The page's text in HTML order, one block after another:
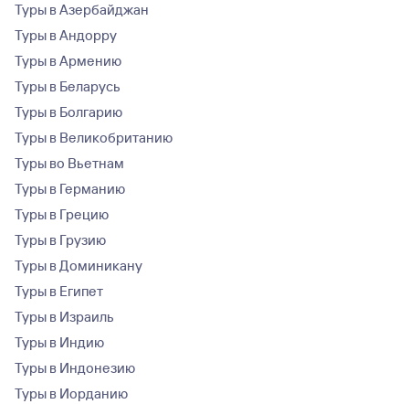
Туры в Азербайджан
Туры в Андорру
Туры в Армению
Туры в Беларусь
Туры в Болгарию
Туры в Великобританию
Туры во Вьетнам
Туры в Германию
Туры в Грецию
Туры в Грузию
Туры в Доминикану
Туры в Египет
Туры в Израиль
Туры в Индию
Туры в Индонезию
Туры в Иорданию